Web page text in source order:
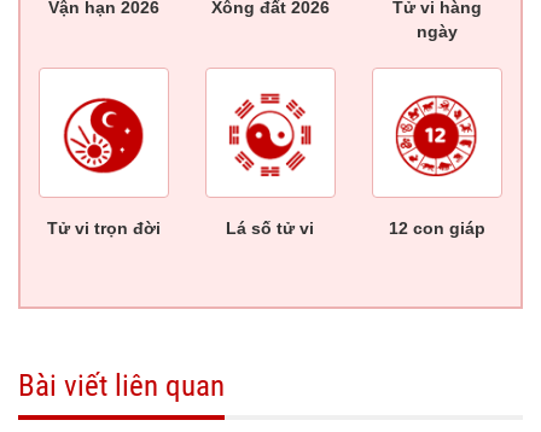
Vận hạn 2026 Xông đất 2026
Tử vi hàng
ngày
Tử vi trọn đời Lá số tử vi 12 con giáp
Bài viết liên quan